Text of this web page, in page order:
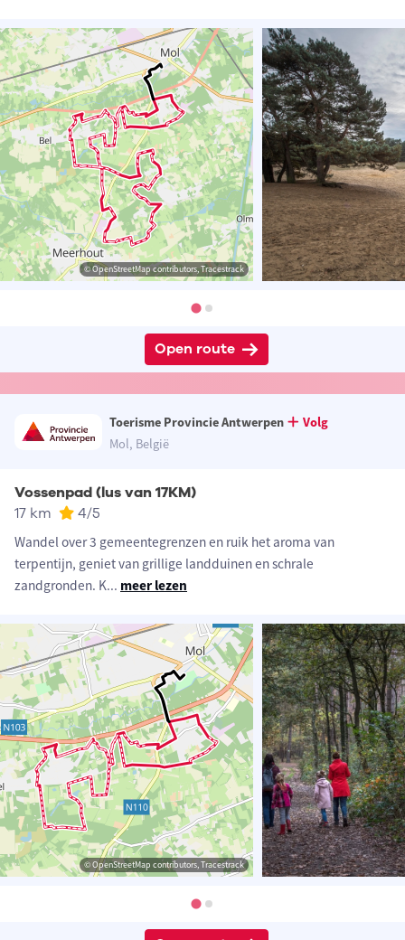
© OpenStreetMap contributors, Tracestrack
Open route
Toerisme Provincie Antwerpen
Volg
Mol, België
Vossenpad (lus van 17KM)
17 km 4/5
Wandel over 3 gemeentegrenzen en ruik het aroma van
terpentijn, geniet van grillige landduinen en schrale
zandgronden. K... meer lezen
© OpenStreetMap contributors, Tracestrack